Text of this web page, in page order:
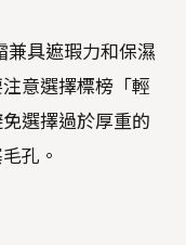
兼具遮瑕力和保濕
意選擇標榜「輕
選擇過於厚重的
孔。